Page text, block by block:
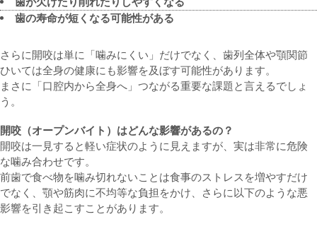
歯の寿命が短くなる可能性がある
さらに開咬は単に「噛みにくい」だけでなく、歯列全体や顎関節
ひいては全身の健康にも影響を及ぼす可能性があります。
まさに「口腔内から全身へ」つながる重要な課題と言えるでしょ
う。
開咬（オープンバイト）はどんな影響があるの？
開咬は一見すると軽い症状のように見えますが、実は非常に危険
な噛み合わせです。
前歯で食べ物を噛み切れないことは食事のストレスを増やすだけ
でなく、顎や筋肉に不均等な負担をかけ、さらに以下のような悪
影響を引き起こすことがあります。